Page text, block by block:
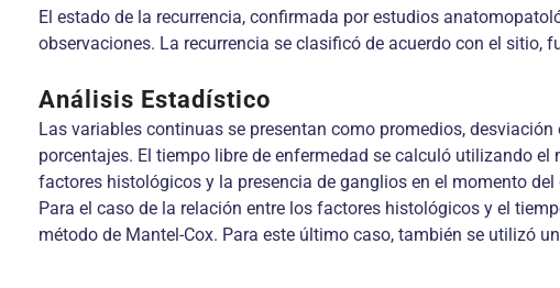
El estado de la recurrencia, confirmada por estudios
observaciones. La recurrencia se clasificó de acuerdo con el
Análisis Estadístico
Las variables continuas se presentan como promedios,
porcentajes. El tiempo libre de enfermedad se calculó utilizando
factores histológicos y la presencia de ganglios en el momento
Para el caso de la relación entre los factores histológicos y el
método de Mantel-Cox. Para este último caso, también se utilizó